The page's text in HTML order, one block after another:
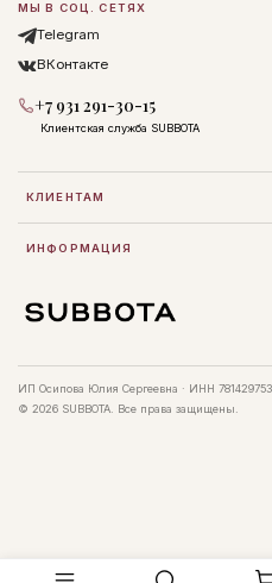
КЛИЕНТАМ
ИНФОРМАЦИЯ
МЫ В СОЦ. СЕТЯХ
Telegram
ВКонтакте
+7 931 291-30-15
Клиентская служба SUBBOTA
ИП Осипова Юлия Сергеевна · ИНН
© 2026 SUBBOTA. Все права защищены.